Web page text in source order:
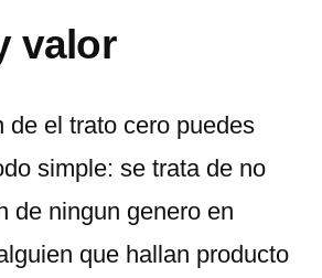
valor
de el trato cero puedes
simple: se trata de no
de ningun genero en
que hallan producto